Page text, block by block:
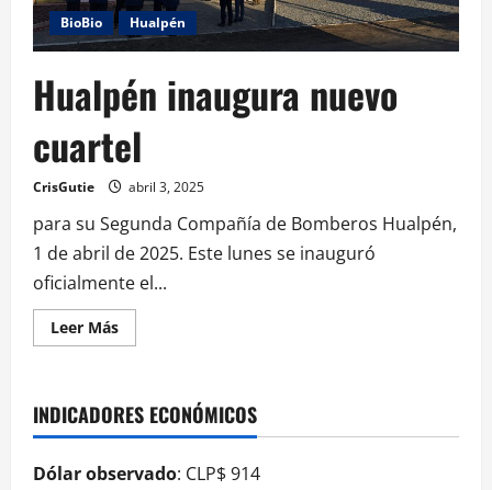
BioBio Hualpén
Hualpén inaugura nuevo
cuartel
CrisGutie abril 3, 2025
para su Segunda Compañía de Bomberos Hualpén,
1 de abril de 2025. Este lunes se inauguró
oficialmente el...
Leer Más
INDICADORES ECONÓMICOS
Dólar observado: CLP$ 914